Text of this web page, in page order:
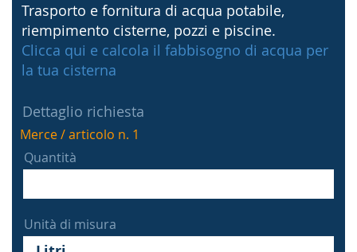
Trasporto e fornitura di acqua potabile,
riempimento cisterne, pozzi e piscine.
Clicca qui e calcola il fabbisogno di acqua per
la tua cisterna
Dettaglio richiesta
Merce / articolo n. 1
Quantità
Unità di misura